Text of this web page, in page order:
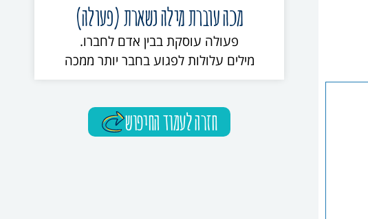
מכה עוברת מילה נשארת (פעולה)
פעולה עוסקת בבין אדם לחברו.
מילים עלולות לפגוע בחבר יותר ממכה
חזרה לעמוד החיפוש